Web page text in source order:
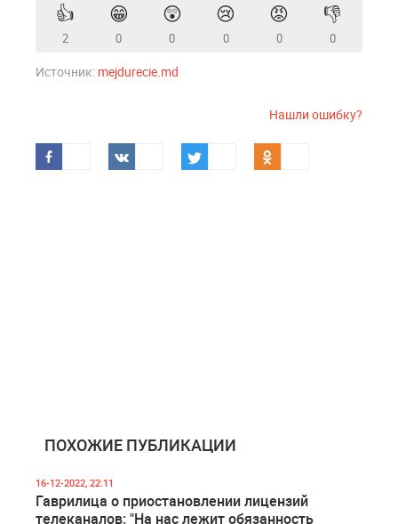
👍
2
😁
0
😲
0
😢
0
😡
0
👎
0
Источник: mejdurecie.md
Нашли ошибку?
ПОХОЖИЕ ПУБЛИКАЦИИ
16-12-2022, 22:11
Гаврилица о приостановлении лицензий
телеканалов: "На нас лежит обязанность